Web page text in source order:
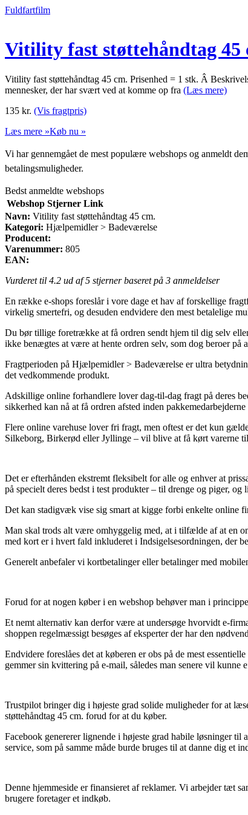
Fuldfartfilm
Vitility fast støttehåndtag 45
Vitility fast støttehåndtag 45 cm. Prisenhed = 1 stk. Â
mennesker, der har svært ved at komme op fra (Læs mere)
135 kr. (Vis fragtpris)
Læs mere »Køb nu »
Vi har gennemgået de mest populære webshops og anmeldt
betalingsmuligheder.
Bedst anmeldte webshops
Webshop Stjerner Link
Navn: Vitility fast støttehåndtag 45 cm.
Kategori: Hjælpemidler > Badeværelse
Producent:
Varenummer: 805
EAN:
Vurderet til 4.2 ud af 5 stjerner baseret på 3 anmeldelser
En række e-shops foreslår i vore dage et hav af forskellige
virkelig smertefri, og desuden endvidere den mest betalelige
Du bør tillige foretrække at få ordren sendt hjem til dig selv
ikke benægtes at være at hente ordren selv, som dog beroer på
Fragtperioden på Hjælpemidler > Badeværelse er ultra
det vedkommende produkt.
Adskillige online forhandlere lover dag-til-dag fragt på deres
sikkerhed kan nå at få ordren afsted inden
Flere online varehuse lover fri fragt, men oftest er det kun
Silkeborg, Birkerød eller Jyllinge – vil blive at få kørt varerne
Det er efterhånden ekstremt fleksibelt for alle og enhver at
på specielt deres bedst i test produkter – til drenge og piger,
Det kan stadigvæk vise sig smart at kigge forbi enkelte online
Man skal trods alt være omhyggelig med, at i tilfælde af at en
med kort er i hvert fald inkluderet i Indsigelsesordningen, der
Generelt anbefaler vi kortbetalinger eller betalinger med
Forud for at nogen køber i en webshop behøver man i
Et nemt alternativ kan derfor være at undersøge hvorvidt e-
shoppen regelmæssigt besøges af eksperter der har den
Endvidere foreslåes det at køberen er obs på de mest
gemmer sin kvittering på e-mail, således man senere vil
Trustpilot bringer dig i højeste grad solide muligheder for at
støttehåndtag 45 cm. forud for at du køber.
Facebook genererer lignende i højeste grad habile løsninger
service, som på samme måde burde bruges til at danne dig et
Denne hjemmeside er finansieret af reklamer. Vi arbejder tæt
brugere foretager et indkøb.